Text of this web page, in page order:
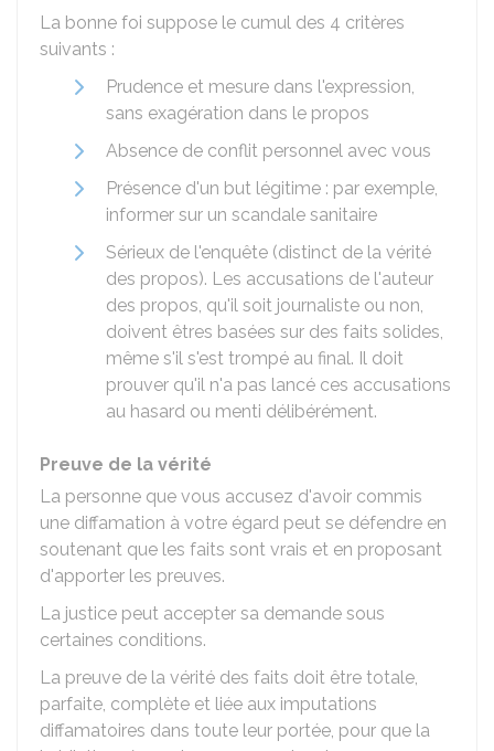
La bonne foi suppose le cumul des 4 critères
suivants :
Prudence et mesure dans l'expression,
sans exagération dans le propos
Absence de conflit personnel avec vous
Présence d'un but légitime : par exemple,
informer sur un scandale sanitaire
Sérieux de l'enquête (distinct de la vérité
des propos). Les accusations de l'auteur
des propos, qu'il soit journaliste ou non,
doivent êtres basées sur des faits solides,
même s'il s'est trompé au final. Il doit
prouver qu'il n'a pas lancé ces accusations
au hasard ou menti délibérément.
Preuve de la vérité
La personne que vous accusez d'avoir commis
une diffamation à votre égard peut se défendre en
soutenant que les faits sont vrais et en proposant
d'apporter les preuves.
La justice peut accepter sa demande sous
certaines conditions.
La preuve de la vérité des faits doit être totale,
parfaite, complète et liée aux imputations
diffamatoires dans toute leur portée, pour que la